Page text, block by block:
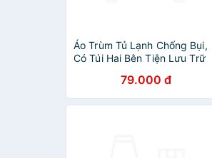
Áo Trùm Tủ Lạnh Chống Bụi,
Có Túi Hai Bên Tiện Lưu Trữ
79.000 đ